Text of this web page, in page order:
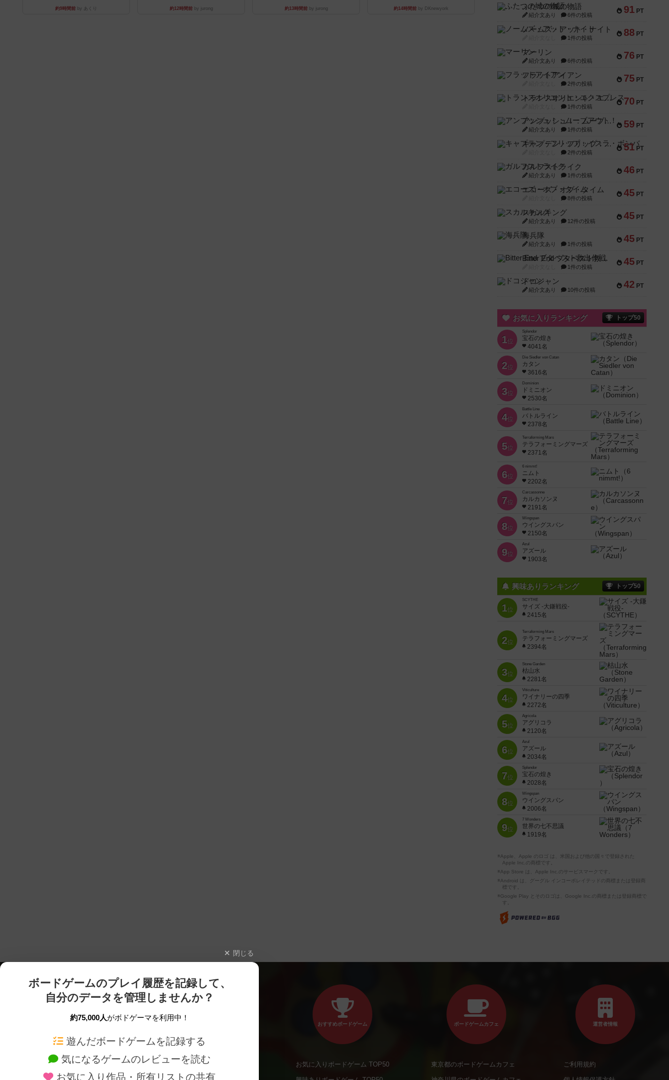
約9時間前 by あくり 約12時間前by jurong 約13時間前by jurong 約14時間前 by DKnewyork 91 PT
ふたつの城の物語
紹介文あり 6件の投稿
88 PT
ノームズ・アット・ナイト
1件の投稿
76 PT
マーリン
紹介文あり 6件の投稿
75 PT
フラットアイアン
2件の投稿
70 PT
トランスオリエント・エクスプレス
1件の投稿
59 PT
アンブッシュ！：ムーブアウト！
紹介文あり 1件の投稿
51 PT
キャプテン・フリップ：イスラ・ボンバ
2件の投稿
46 PT
ガルフストライク
紹介文あり 1件の投稿
45 PT
エコーズ・オブ・タイム
8件の投稿
45 PT
スカルキング
紹介文あり 12件の投稿
45 PT
海兵隊
紹介文あり 1件の投稿
45 PT
Bitter End ブタペスト救出作戦
1件の投稿
42 PT
ドコジャン
紹介文あり 10件の投稿
お気に入りランキング トップ50
1位
Splendor
宝石の煌き
4041名
2位
Die Siedler von Catan
カタン
3616名
3位
Dominion
ドミニオン
2530名
4位
Battle Line
バトルライン
2378名
5位
Terraforming Mars
テラフォーミングマーズ
2371名
6位
6 nimmt!
ニムト
2202名
7位
Carcassonne
カルカソンヌ
2191名
8位
Wingspan
ウイングスパン
2150名
9位
Azul
アズール
1903名
興味ありランキング トップ50
1位
SCYTHE
サイズ -大鎌戦役-
2415名
2位
Terraforming Mars
テラフォーミングマーズ
2394名
3位
Stone Garden
枯山水
2281名
4位
Viticulture
ワイナリーの四季
2272名
5位
Agricola
アグリコラ
2120名
6位
Azul
アズール
2034名
7位
Splendor
宝石の煌き
2028名
8位
Wingspan
ウイングスパン
2006名
9位
7 Wonders
世界の七不思議
1919名
※Apple、Apple のロゴ は、米国および他の国々で登録された
Apple Inc.の商標です。
※App Store は、Apple Inc.のサービスマークです。
※Android は、グーグル インコーポレイテッドの商標または登録商
標です。
※Google Play とそのロゴは、Google Inc.の商標または登録商標で
す。
閉じる
ボードゲームのプレイ履歴を記録して、
自分のデータを管理しませんか？
約75,000人がボドゲーマを利用中！
遊んだボードゲームを記録する
気になるゲームのレビューを読む
お気に入り作品・所有リストの共有
ボードゲームを検索する 新作・再入荷情報
おすすめボードゲーム
お気に入りボードゲーム TOP50
ボードゲームカフェ
東京都のボードゲームカフェ
運営者情報
ご利用規約